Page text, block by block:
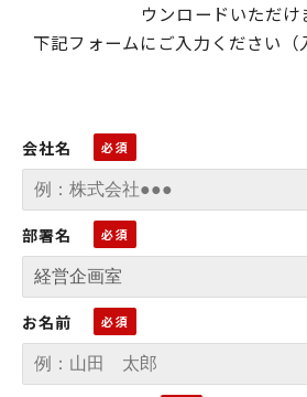
ウンロードいただけ
下記フォームにご入力ください（
会社名
部署名
お名前